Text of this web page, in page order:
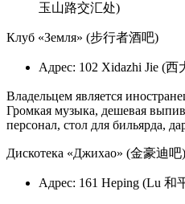
玉山路交汇处)
Клуб «Земля» (步行者酒吧)
Адрес: 102 Xidazhi Jie (西
Владельцем является
Громкая музыка, дешевая
персонал, стол для бильярда,
Дискотека «Джихао» (金豪迪吧)
Адрес: 161 Heping (Lu 和